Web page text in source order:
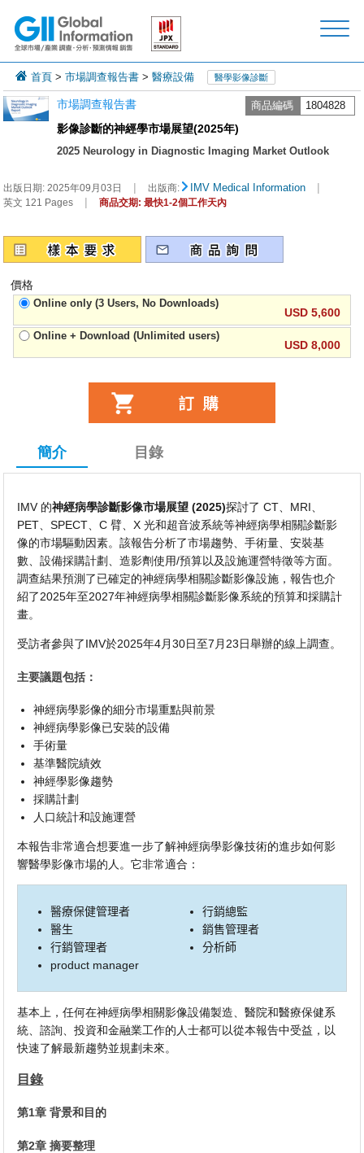
首頁 >市場調查報告書 >醫療設備 醫學影像診斷
市場調查報告書 商品編碼 1804828
影像診斷的神經學市場展望(2025年)
2025 Neurology in Diagnostic Imaging Market Outlook
出版日期:2025年09月03日 | 出版商: IMV Medical Information |
英文 121 Pages | 商品交期: 最快1-2個工作天內
價格
Online only (3 Users, No Downloads)
USD 5,600
Online + Download (Unlimited users)
USD 8,000
簡介 目錄
IMV 的神經病學診斷影像市場展望 (2025)探討了 CT、MRI、
PET、SPECT、C 臂、X 光和超音波系統等神經病學相關診斷影
像的市場驅動因素。該報告分析了市場趨勢、手術量、安裝基
數、設備採購計劃、造影劑使用/預算以及設施運營特徵等方面。
調查結果預測了已確定的神經病學相關診斷影像設施，報告也介
紹了2025年至2027年神經病學相關診斷影像系統的預算和採購計
畫。
受訪者參與了IMV於2025年4月30日至7月23日舉辦的線上調查。
主要議題包括：
神經病學影像的細分市場重點與前景
神經病學影像已安裝的設備
手術量
基準醫院績效
神經學影像趨勢
採購計劃
人口統計和設施運營
本報告非常適合想要進一步了解神經病學影像技術的進步如何影
響醫學影像市場的人。它非常適合：
醫療保健管理者
醫生
行銷管理者
product manager
行銷總監
銷售管理者
分析師
基本上，任何在神經病學相關影像設備製造、醫院和醫療保健系
統、諮詢、投資和金融業工作的人士都可以從本報告中受益，以
快速了解最新趨勢並規劃未來。
目錄
第1章 背景和目的
第2章 摘要整理